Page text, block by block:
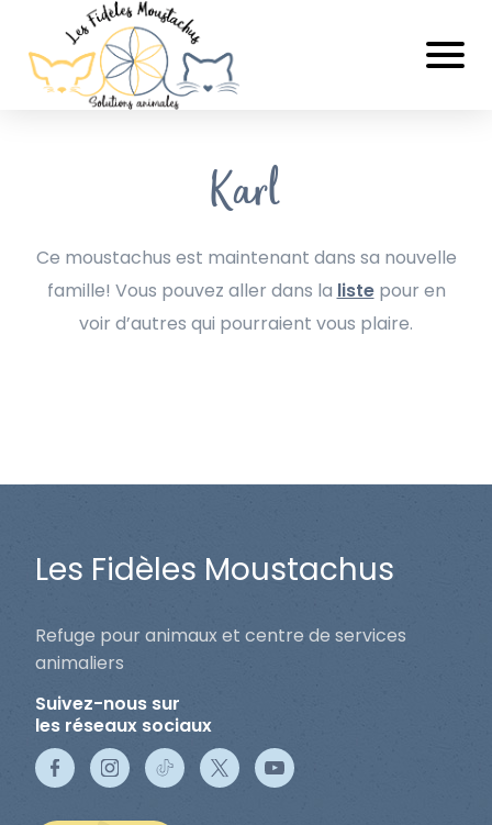
Karl
Ce moustachus est maintenant dans sa nouvelle
famille! Vous pouvez aller dans la listepour en
voir d’autres qui pourraient vous plaire.
Les Fidèles Moustachus
Refuge pour animaux et centre de services
animaliers
Suivez-nous sur
les réseaux sociaux